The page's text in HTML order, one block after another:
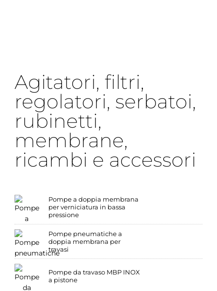
Agitatori, filtri,
regolatori, serbatoi,
rubinetti,
membrane,
ricambi e accessori
Pompe a doppia membrana
per verniciatura in bassa
pressione
Pompe pneumatiche a
doppia membrana per
travasi
Pompe da travaso MBP INOX
a pistone